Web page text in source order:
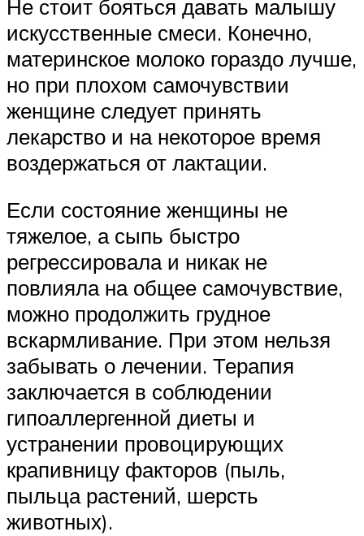
Не стоит бояться давать малышу
искусственные смеси. Конечно,
материнское молоко гораздо лучше,
но при плохом самочувствии
женщине следует принять
лекарство и на некоторое время
воздержаться от лактации.
Если состояние женщины не
тяжелое, а сыпь быстро
регрессировала и никак не
повлияла на общее самочувствие,
можно продолжить грудное
вскармливание. При этом нельзя
забывать о лечении. Терапия
заключается в соблюдении
гипоаллергенной диеты и
устранении провоцирующих
крапивницу факторов (пыль,
пыльца растений, шерсть
животных).